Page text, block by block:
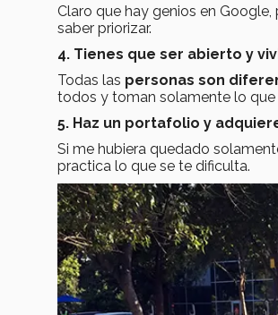
Claro que hay genios en
saber priorizar.
4. Tienes que ser abierto y
Todas las personas son
todos y toman solamente lo que
5. Haz un portafolio y
Si me hubiera quedado
practica lo que se te dificulta.